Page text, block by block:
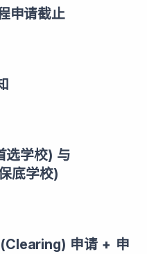
申请截止
选学校) 与
底学校)
申请 + 申